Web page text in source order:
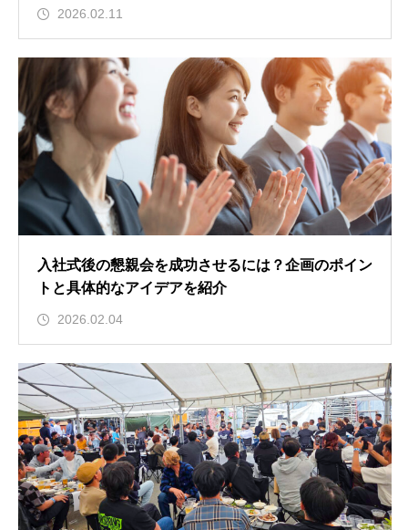
2026.02.11
入社式後の懇親会を成功させるには？企画のポイン
トと具体的なアイデアを紹介
2026.02.04